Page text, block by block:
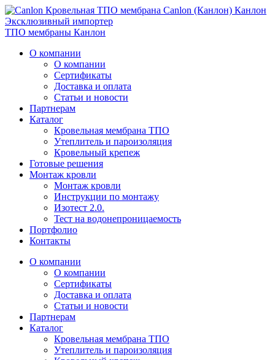
Канлон
Эксклюзивный импортер
ТПО мембраны Канлон
О компании
О компании
Сертификаты
Доставка и оплата
Статьи и новости
Партнерам
Каталог
Кровельная мембрана ТПО
Утеплитель и пароизоляция
Кровельный крепеж
Готовые решения
Монтаж кровли
Монтаж кровли
Инструкции по монтажу
Изотест 2.0.
Тест на водонепроницаемость
Портфолио
Контакты
О компании
О компании
Сертификаты
Доставка и оплата
Статьи и новости
Партнерам
Каталог
Кровельная мембрана ТПО
Утеплитель и пароизоляция